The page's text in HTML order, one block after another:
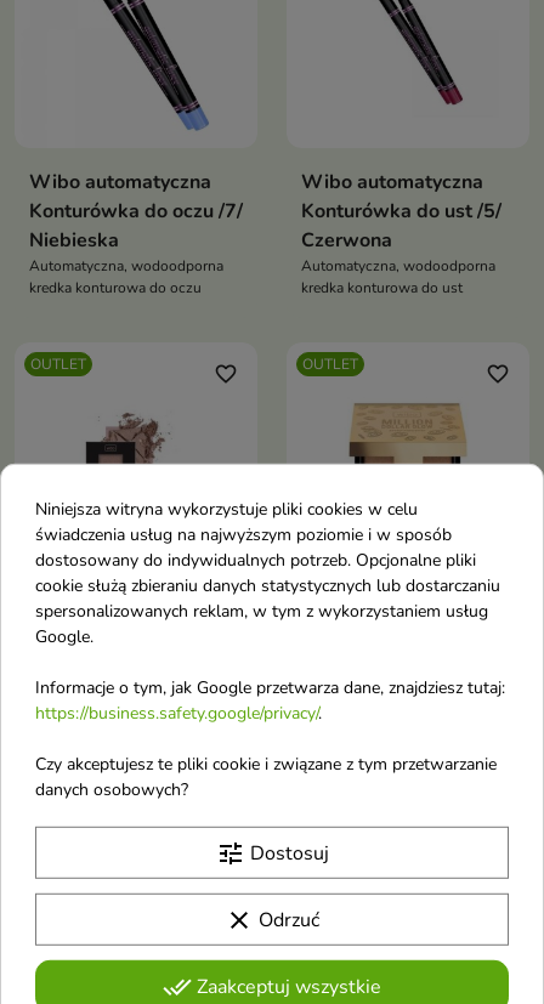
Wibo automatyczna
Konturówka do oczu /7/
Niebieska
Automatyczna, wodoodporna
kredka konturowa do oczu
Wibo automatyczna
Konturówka do ust /5/
Czerwona
Automatyczna, wodoodporna
kredka konturowa do ust
OUTLET favorite_border
Wibo I Choose What I
Want holograficzny
Rozświetlacz do
twarzy /3/ Moonlight
nadający efekt mokrego policzka
OUTLET favorite_border
Wibo Million Dollar
twarzy i ciała 10 g
Rozświetlacz do twarzy i ciała
OUTLET favorite_border OUTLET
Niniejsza witryna wykorzystuje pliki cookies w celu
świadczenia usług na najwyższym poziomie i w sposób
dostosowany do indywidualnych potrzeb. Opcjonalne pliki
cookie służą zbieraniu danych statystycznych lub dostarczaniu
spersonalizowanych reklam, w tym z wykorzystaniem usług
Google.
Informacje o tym, jak Google przetwarza dane, znajdziesz tutaj:
https://business.safety.google/privacy/.
Czy akceptujesz te pliki cookie i związane z tym przetwarzanie
danych osobowych?
tune Dostosuj
clear Odrzuć
done_allZaakceptuj wszystkie